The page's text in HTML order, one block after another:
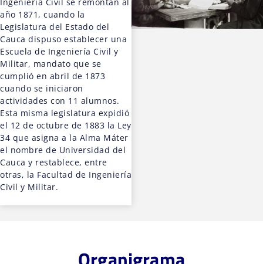
año 1871, cuando la
Legislatura del Estado del
Cauca dispuso establecer una
Escuela de Ingeniería Civil y
Militar, mandato que se
cumplió en abril de 1873
cuando se iniciaron
actividades con 11 alumnos.
Esta misma legislatura expidió
el 12 de octubre de 1883 la Ley
34 que asigna a la Alma Máter
el nombre de Universidad del
Cauca y restablece, entre
otras, la Facultad de Ingeniería
Civil y Militar.